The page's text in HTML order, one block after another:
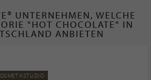
UNTERNEHMEN, WELCHE
"HOT CHOCOLATE" IN
ANBIETEN